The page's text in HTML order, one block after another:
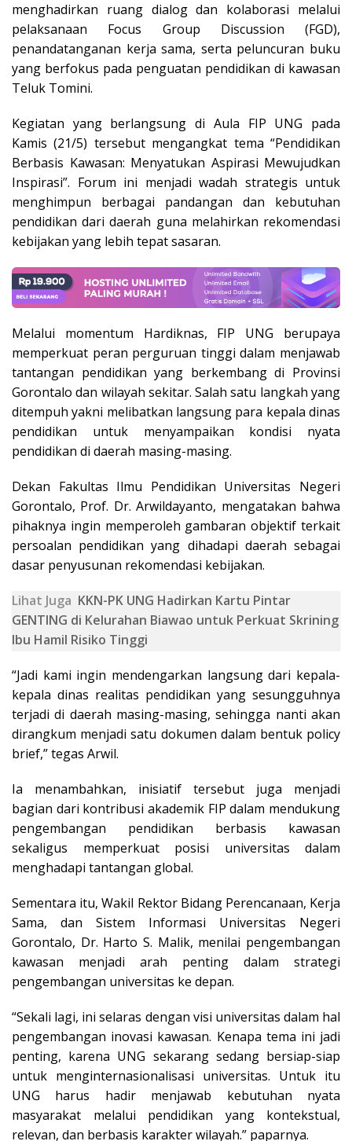
menghadirkan ruang dialog dan kolaborasi melalui
pelaksanaan Focus Group Discussion (FGD),
penandatanganan kerja sama, serta peluncuran buku
yang berfokus pada penguatan pendidikan di kawasan
Teluk Tomini.
Kegiatan yang berlangsung di Aula FIP UNG pada
Kamis (21/5) tersebut mengangkat tema “Pendidikan
Berbasis Kawasan: Menyatukan Aspirasi Mewujudkan
Inspirasi”. Forum ini menjadi wadah strategis untuk
menghimpun berbagai pandangan dan kebutuhan
pendidikan dari daerah guna melahirkan rekomendasi
kebijakan yang lebih tepat sasaran.
Melalui momentum Hardiknas, FIP UNG berupaya
memperkuat peran perguruan tinggi dalam menjawab
tantangan pendidikan yang berkembang di Provinsi
Gorontalo dan wilayah sekitar. Salah satu langkah yang
ditempuh yakni melibatkan langsung para kepala dinas
pendidikan untuk menyampaikan kondisi nyata
pendidikan di daerah masing-masing.
Dekan Fakultas Ilmu Pendidikan Universitas Negeri
Gorontalo, Prof. Dr. Arwildayanto, mengatakan bahwa
pihaknya ingin memperoleh gambaran objektif terkait
persoalan pendidikan yang dihadapi daerah sebagai
dasar penyusunan rekomendasi kebijakan.
Lihat Juga KKN-PK UNG Hadirkan Kartu Pintar
GENTING di Kelurahan Biawao untuk Perkuat Skrining
Ibu Hamil Risiko Tinggi
“Jadi kami ingin mendengarkan langsung dari kepala-
kepala dinas realitas pendidikan yang sesungguhnya
terjadi di daerah masing-masing, sehingga nanti akan
dirangkum menjadi satu dokumen dalam bentuk policy
brief,” tegas Arwil.
Ia menambahkan, inisiatif tersebut juga menjadi
bagian dari kontribusi akademik FIP dalam mendukung
pengembangan pendidikan berbasis kawasan
sekaligus memperkuat posisi universitas dalam
menghadapi tantangan global.
Sementara itu, Wakil Rektor Bidang Perencanaan, Kerja
Sama, dan Sistem Informasi Universitas Negeri
Gorontalo, Dr. Harto S. Malik, menilai pengembangan
kawasan menjadi arah penting dalam strategi
pengembangan universitas ke depan.
“Sekali lagi, ini selaras dengan visi universitas dalam hal
pengembangan inovasi kawasan. Kenapa tema ini jadi
penting, karena UNG sekarang sedang bersiap-siap
untuk menginternasionalisasi universitas. Untuk itu
UNG harus hadir menjawab kebutuhan nyata
masyarakat melalui pendidikan yang kontekstual,
relevan, dan berbasis karakter wilayah.” paparnya.